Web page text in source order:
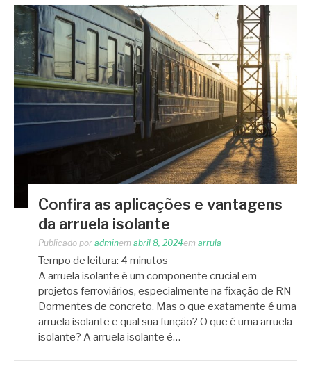
Confira as aplicações e vantagens
da arruela isolante
Publicado por adminem abril 8, 2024em arrula
Tempo de leitura: 4 minutos
A arruela isolante é um componente crucial em
projetos ferroviários, especialmente na fixação de RN
Dormentes de concreto. Mas o que exatamente é uma
arruela isolante e qual sua função? O que é uma arruela
isolante? A arruela isolante é…